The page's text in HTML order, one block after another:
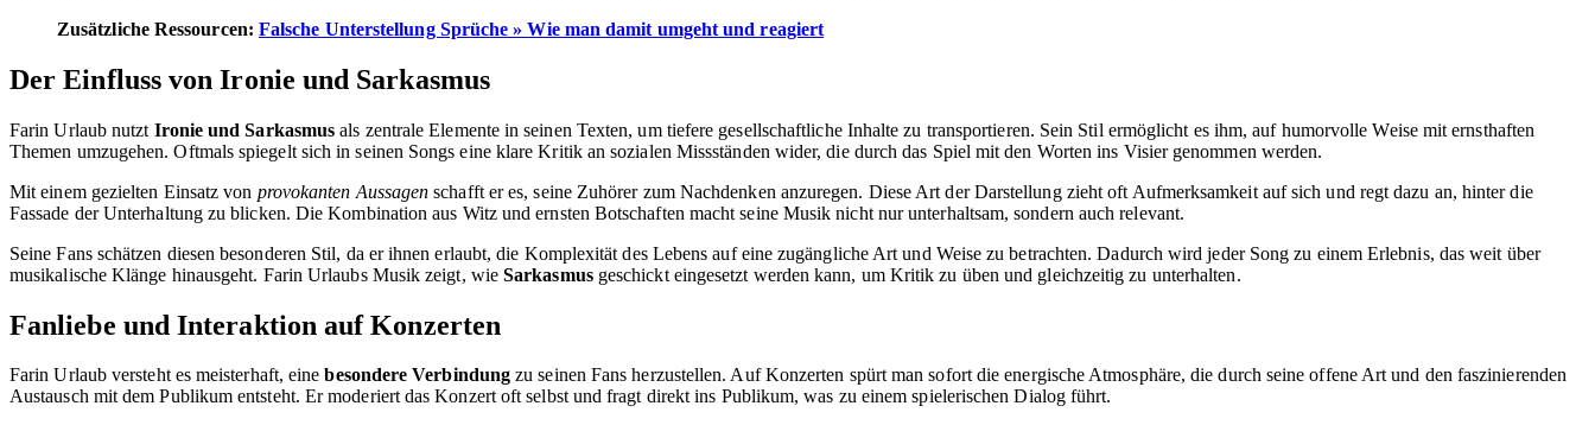
Zusätzliche Ressourcen: Falsche Unterstellung Sprüche » Wie man damit umgeht und reagiert
Der Einfluss von Ironie und Sarkasmus
Farin Urlaub nutzt Ironie und Sarkasmus als zentrale Elemente in seinen Texten, um tiefere gesellschaftliche Inhalte zu transportieren. Sein Stil ermöglicht es ihm, auf humorvolle Weise mit ernsthaften
Themen umzugehen. Oftmals spiegelt sich in seinen Songs eine klare Kritik an sozialen Missständen wider, die durch das Spiel mit den Worten ins Visier genommen werden.
Mit einem gezielten Einsatz von provokanten Aussagen schafft er es, seine Zuhörer zum Nachdenken anzuregen. Diese Art der Darstellung zieht oft Aufmerksamkeit auf sich und regt dazu an, hinter die
Fassade der Unterhaltung zu blicken. Die Kombination aus Witz und ernsten Botschaften macht seine Musik nicht nur unterhaltsam, sondern auch relevant.
Seine Fans schätzen diesen besonderen Stil, da er ihnen erlaubt, die Komplexität des Lebens auf eine zugängliche Art und Weise zu betrachten. Dadurch wird jeder Song zu einem Erlebnis, das weit über
musikalische Klänge hinausgeht. Farin Urlaubs Musik zeigt, wieSarkasmusgeschickt eingesetzt werden kann, um Kritik zu üben und gleichzeitig zu unterhalten.
Fanliebe und Interaktion auf Konzerten
Farin Urlaub versteht es meisterhaft, einebesondere Verbindung zu seinen Fans herzustellen. Auf Konzerten spürt man sofort die energische Atmosphäre, die durch seine offene Art und den faszinierenden
Austausch mit dem Publikum entsteht. Er moderiert das Konzert oft selbst und fragt direkt ins Publikum, was zu einem spielerischen Dialog führt.